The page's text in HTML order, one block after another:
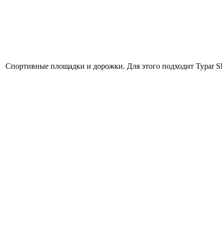
Спортивные площадки и дорожки. Для этого подходит Typar